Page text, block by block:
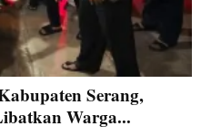
Serang,
Warga...